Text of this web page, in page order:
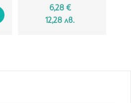
да се включи при
и възрастни, като неспецифично
към стандартно лечение на
ацедобен димепранол или към
6,28 €
12,28 лв.